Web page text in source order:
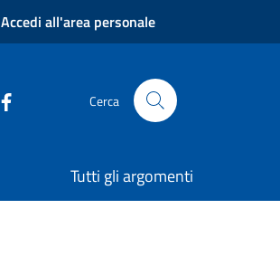
Accedi all'area personale
Cerca
Tutti gli argomenti